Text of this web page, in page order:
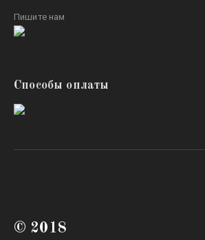
Пишите нам
Способы оплаты
© 2018